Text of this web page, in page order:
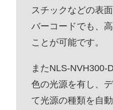
スチックなどの表
バーコードでも、
ことが可能です。
またNLS-NVH300-
色の光源を有し、
て光源の種類を自